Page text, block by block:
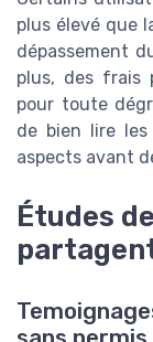
plus élevé que
dépassement
plus, des frais
pour toute
de bien lire
aspects avant
Études